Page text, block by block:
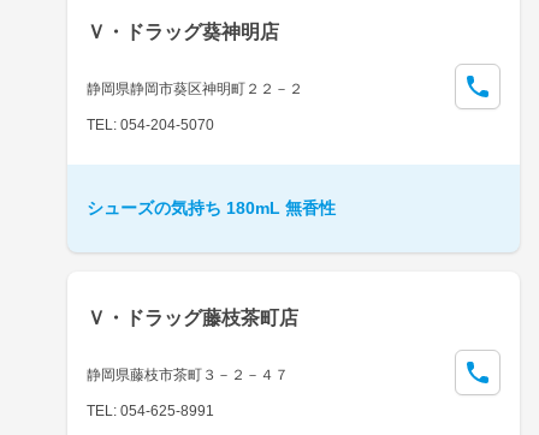
Ｖ・ドラッグ葵神明店
静岡県静岡市葵区神明町２２－２
TEL: 054-204-5070
シューズの気持ち 180mL 無香性
Ｖ・ドラッグ藤枝茶町店
静岡県藤枝市茶町３－２－４７
TEL: 054-625-8991